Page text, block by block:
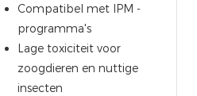
Compatibel met IPM -
programma's
Lage toxiciteit voor
zoogdieren en nuttige
insecten